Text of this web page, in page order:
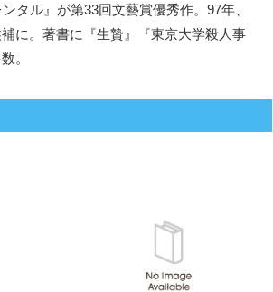
タル』が第33回文藝賞優秀作。97年、
補に。著書に『生贄』『東京大学殺人事
。